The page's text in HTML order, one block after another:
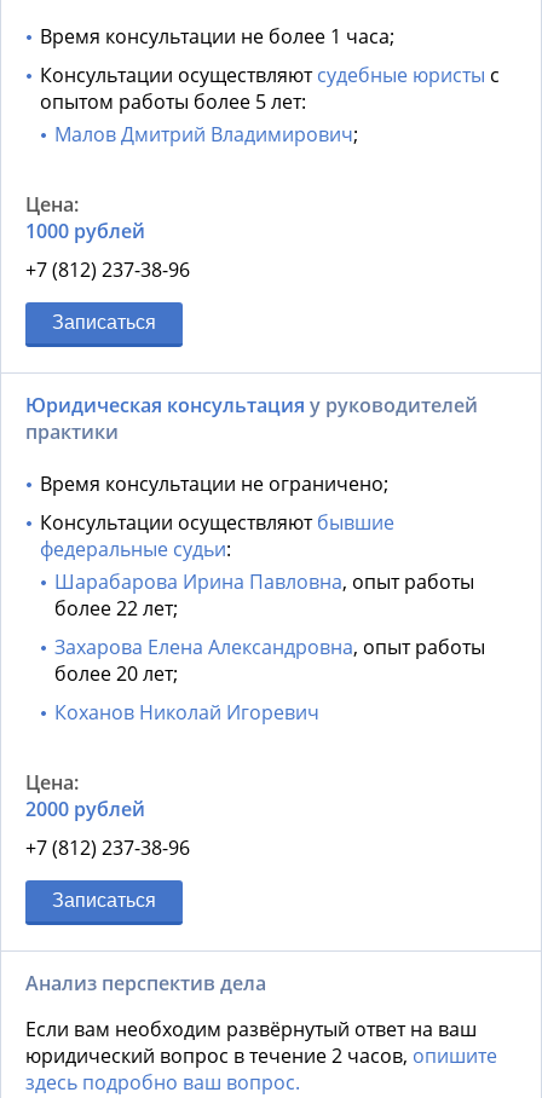
Время консультации не более 1 часа;
Консультации осуществляютсудебные юристы с
опытом работы более 5 лет:
Малов Дмитрий Владимирович;
1000 рублей
+7 (812) 237-38-96
Записаться
Юридическая консультация у руководителей
практики
Время консультации не ограничено;
Консультации осуществляютбывшие
федеральные судьи:
Шарабарова Ирина Павловна, опыт работы
более 22 лет;
Захарова Елена Александровна, опыт работы
более 20 лет;
Коханов Николай Игоревич
2000 рублей
+7 (812) 237-38-96
Записаться
Анализ перспектив дела
Если вам необходим развёрнутый ответ на ваш
юридический вопрос в течение 2 часов, опишите
здесь подробно ваш вопрос.